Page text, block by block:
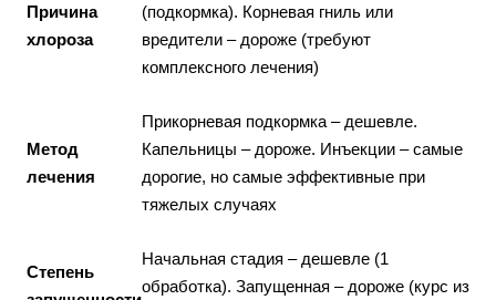
Причина
хлороза
(подкормка). Корневая гниль или
вредители – дороже (требуют
комплексного лечения)
Метод
лечения
Прикорневая подкормка – дешевле.
Капельницы – дороже. Инъекции – самые
дорогие, но самые эффективные при
тяжелых случаях
Степень
Начальная стадия – дешевле (1
обработка). Запущенная – дороже (курс из